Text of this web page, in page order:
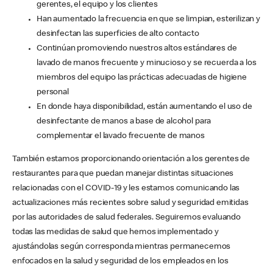
gerentes, el equipo y los clientes
Han aumentado la frecuencia en que se limpian, esterilizan y
desinfectan las superficies de alto contacto
Continúan promoviendo nuestros altos estándares de
lavado de manos frecuente y minucioso y se recuerda a los
miembros del equipo las prácticas adecuadas de higiene
personal
En donde haya disponibilidad, están aumentando el uso de
desinfectante de manos a base de alcohol para
complementar el lavado frecuente de manos
También estamos proporcionando orientación a los gerentes de
restaurantes para que puedan manejar distintas situaciones
relacionadas con el COVID-19 y les estamos comunicando las
actualizaciones más recientes sobre salud y seguridad emitidas
por las autoridades de salud federales. Seguiremos evaluando
todas las medidas de salud que hemos implementado y
ajustándolas según corresponda mientras permanecemos
enfocados en la salud y seguridad de los empleados en los